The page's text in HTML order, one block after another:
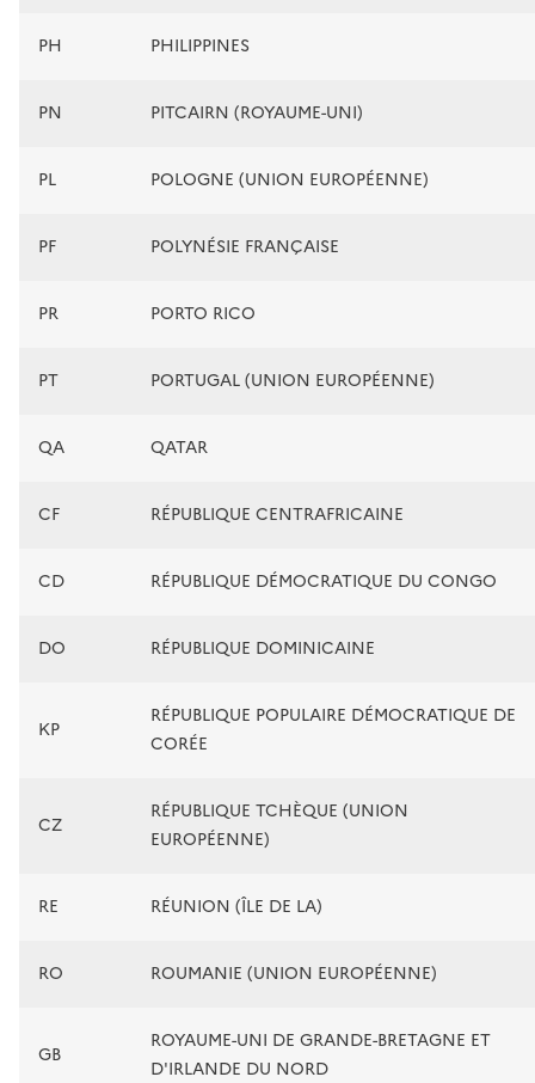
PH PHILIPPINES
PN PITCAIRN (ROYAUME-UNI)
PL POLOGNE (UNION EUROPÉENNE)
PF POLYNÉSIE FRANÇAISE
PR PORTO RICO
PT PORTUGAL (UNION EUROPÉENNE)
QA QATAR
CF RÉPUBLIQUE CENTRAFRICAINE
CD RÉPUBLIQUE DÉMOCRATIQUE DU CONGO
DO RÉPUBLIQUE DOMINICAINE
KP
RÉPUBLIQUE POPULAIRE DÉMOCRATIQUE DE
CORÉE
CZ
RÉPUBLIQUE TCHÈQUE (UNION
EUROPÉENNE)
RE RÉUNION (ÎLE DE LA)
RO ROUMANIE (UNION EUROPÉENNE)
GB
ROYAUME-UNI DE GRANDE-BRETAGNE ET
D'IRLANDE DU NORD